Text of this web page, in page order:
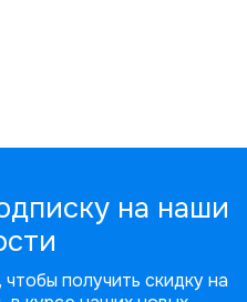
на наши
получить скидку на